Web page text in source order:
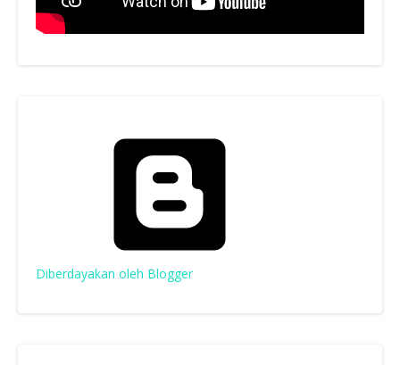
Diberdayakan oleh Blogger